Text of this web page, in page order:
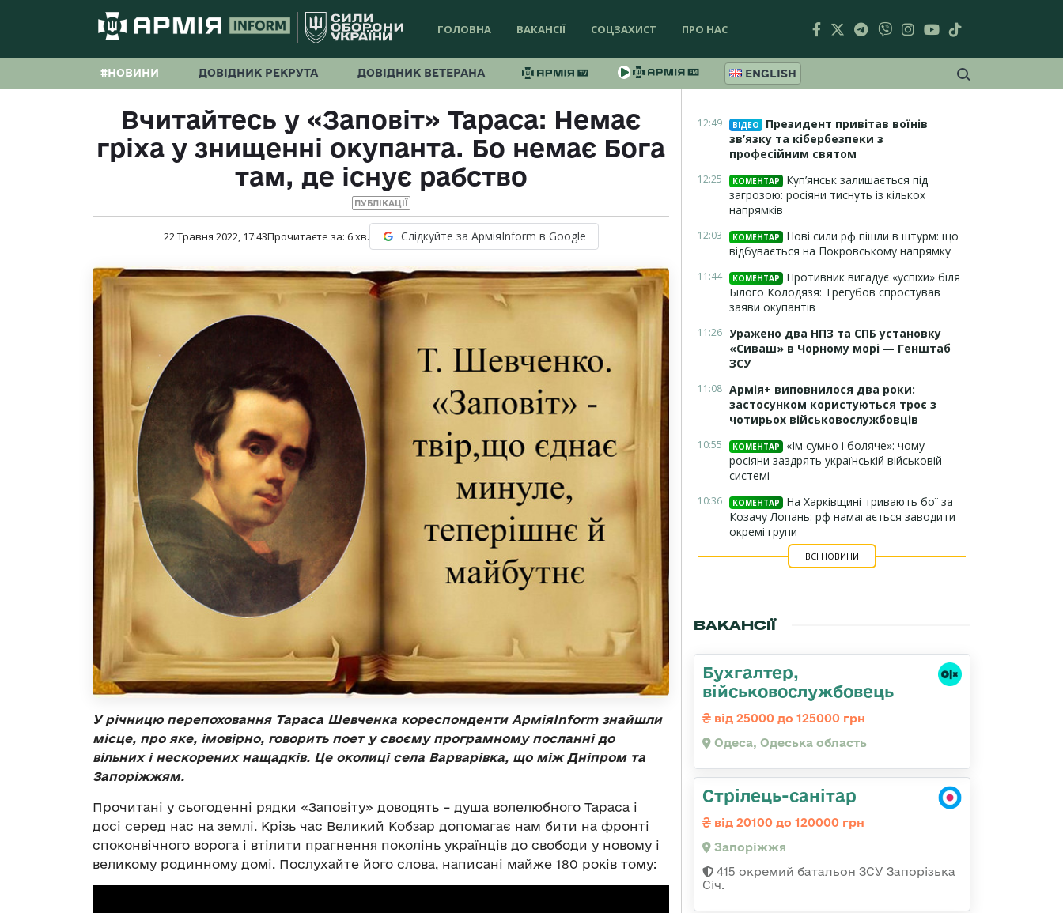
ГОЛОВНА ВАКАНСІЇ СОЦЗАХИСТ ПРО НАС
#НОВИНИ ДОВІДНИК РЕКРУТА ДОВІДНИК ВЕТЕРАНА ENGLISH
Вчитайтесь у «Заповіт» Тараса: Немає
гріха у знищенні окупанта. Бо немає Бога
там, де існує рабство
ПУБЛІКАЦІЇ
22 Травня 2022, 17:43Прочитаєте за: 6хв. Слідкуйте за АрміяInform в Google
У річницю перепоховання Тараса Шевченка кореспонденти АрміяInform знайшли
місце, про яке, імовірно, говорить поет у своєму програмному посланні до
вільних і нескорених нащадків. Це околиці села Варварівка, що між Дніпром та
Запоріжжям.
Прочитані у сьогоденні рядки «Заповіту» доводять – душа волелюбного Тараса і
досі серед нас на землі. Крізь час Великий Кобзар допомагає нам бити на фронті
споконвічного ворога і втілити прагнення поколінь українців до свободи у новому і
великому родинному домі. Послухайте його слова, написані майже 180 років тому:
12:49 ВІДЕО
Президент привітав воїнів
зв’язку та кібербезпеки з
професійним святом
12:25 КОМЕНТАР
Куп’янськ залишається під
загрозою: росіяни тиснуть із кількох
напрямків
12:03 КОМЕНТАР
Нові сили рф пішли в штурм: що
відбувається на Покровському напрямку
11:44 КОМЕНТАР
Противник вигадує «успіхи» біля
Білого Колодязя: Трегубов спростував
заяви окупантів
11:26 Уражено два НПЗ та СПБ установку
«Сиваш» в Чорному морі — Генштаб
ЗСУ
11:08 Армія+ виповнилося два роки:
застосунком користуються троє з
чотирьох військовослужбовців
10:55 КОМЕНТАР
«Їм сумно і боляче»: чому
росіяни заздрять українській військовій
системі
10:36 КОМЕНТАР
На Харківщині тривають бої за
Козачу Лопань: рф намагається заводити
окремі групи
ВСІ НОВИНИ
ВАКАНСІЇ
Бухгалтер,
військовослужбовець
від 25000 до 125000 грн
Одеса, Одеська область
Стрілець-санітар
від 20100 до 120000 грн
Запоріжжя
415 окремий батальон ЗСУ Запорізька
Січ.